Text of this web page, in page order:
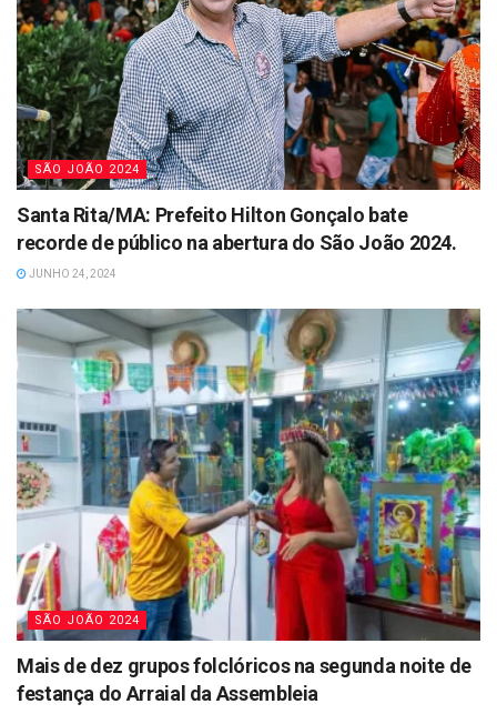
SÃO JOÃO 2024
Santa Rita/MA: Prefeito Hilton Gonçalo bate
recorde de público na abertura do São João 2024.
JUNHO 24, 2024
SÃO JOÃO 2024
Mais de dez grupos folclóricos na segunda noite de
festança do Arraial da Assembleia